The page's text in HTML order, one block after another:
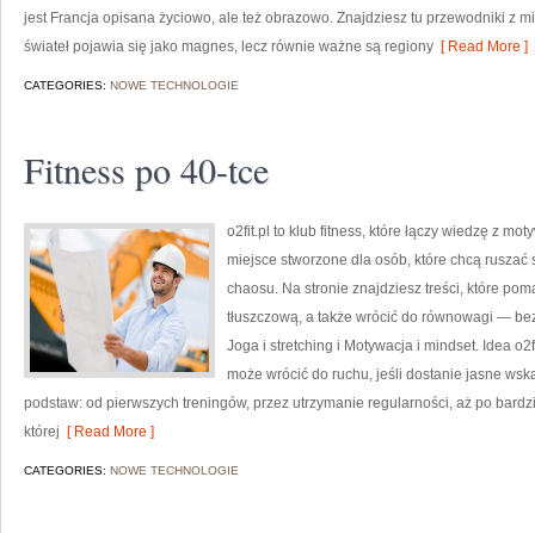
jest Francja opisana życiowo, ale też obrazowo. Znajdziesz tu przewodniki z
świateł pojawia się jako magnes, lecz równie ważne są regiony [ Read More ]
CATEGORIES: NOWE TECHNOLOGIE
Fitness po 40-tce
o2fit.pl to klub fitness, które łączy wiedzę z
miejsce stworzone dla osób, które chcą
chaosu. Na stronie znajdziesz treści, które
tłuszczową, a także wrócić do równowagi —
Joga i stretching i Motywacja i mindset. Idea
może wrócić do ruchu, jeśli dostanie jasne
podstaw: od pierwszych treningów, przez utrzymanie regularności, aż po
której [ Read More ]
CATEGORIES: NOWE TECHNOLOGIE